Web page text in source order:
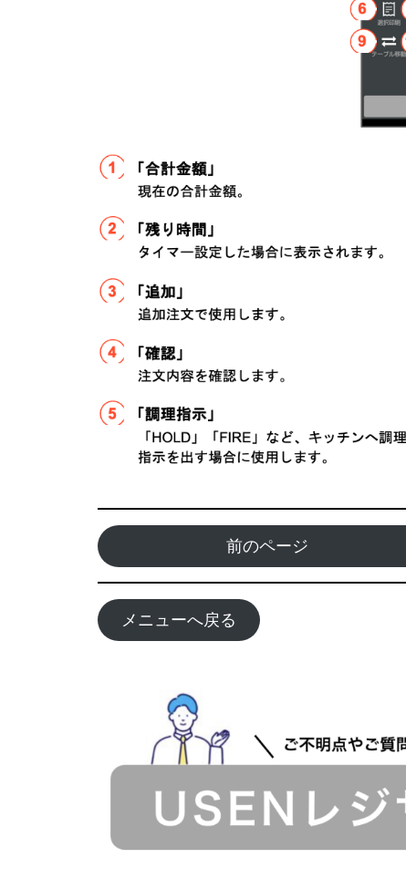
前のページ
メニューへ戻る